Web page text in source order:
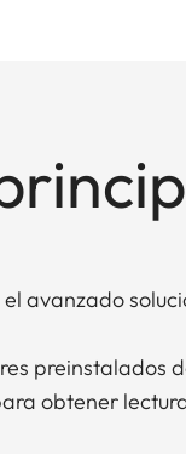
avanzado
preinstalados
obtener